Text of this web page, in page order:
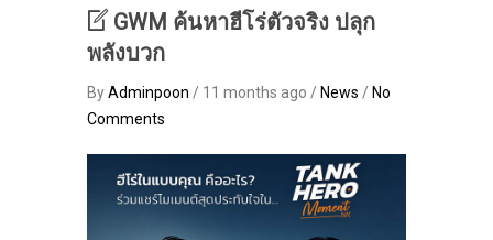
GWM ค้นหาฮีโร่ตัวจริง ปลุก
พลังบวก
ByAdminpoon / 11 months ago / News / No
Comments